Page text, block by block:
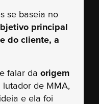
se baseia no
principal
do cliente, a
falar da origem
lutador de MMA,
e ela foi